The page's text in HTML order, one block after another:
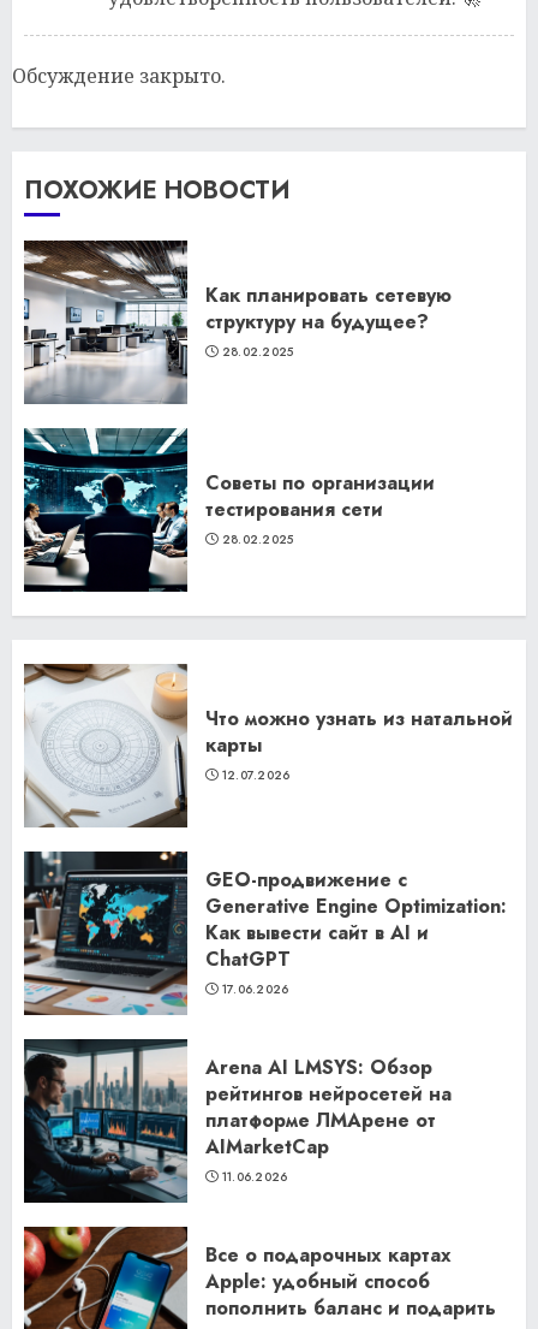
Обсуждение закрыто.
ПОХОЖИЕ НОВОСТИ
Как планировать сетевую
структуру на будущее?
28.02.2025
Советы по организации
тестирования сети
28.02.2025
Что можно узнать из натальной
карты
12.07.2026
GEO-продвижение с
Generative Engine Optimization:
Как вывести сайт в AI и
ChatGPT
17.06.2026
Arena AI LMSYS: Обзор
рейтингов нейросетей на
платформе ЛМАрене от
AIMarketCap
11.06.2026
Все о подарочных картах
Apple: удобный способ
пополнить баланс и подарить